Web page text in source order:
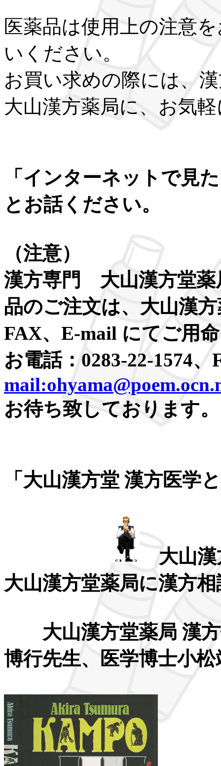
医薬品は使用上の注意
いください。
お買い求めの際には、
大山漢方薬局に、お気
「インターネットで見
とお話ください。
（注意）
漢方専門 大山漢方堂
品のご注文は、大山漢
FAX、E-mail にてご用
お電話：0283-22-1574、
お待ち致しております。
「大山漢方堂 漢方医学
大山
大山漢方堂薬局に漢方
大山漢方堂薬局 漢方
博行先生、医学博士小